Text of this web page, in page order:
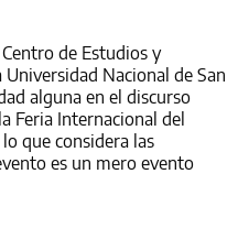
de Estudios y
Nacional de San
alguna en el discurso
Feria Internacional del
que considera las
es un mero evento